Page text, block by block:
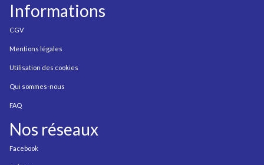
Informations
CGV
Mentions légales
Utilisation des cookies
Qui sommes-nous
FAQ
Nos réseaux
Facebook